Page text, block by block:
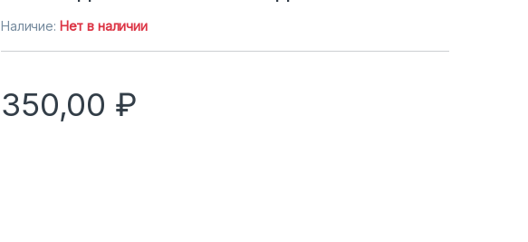
Наличие: Нет в наличии
350,00 ₽